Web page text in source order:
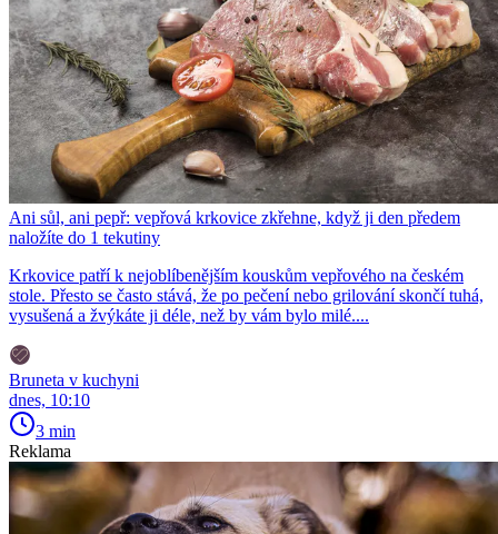
Ani sůl, ani pepř: vepřová krkovice zkřehne, když ji den předem
naložíte do 1 tekutiny
Krkovice patří k nejoblíbenějším kouskům vepřového na českém
stole. Přesto se často stává, že po pečení nebo grilování skončí tuhá,
vysušená a žvýkáte ji déle, než by vám bylo milé....
Bruneta v kuchyni
dnes, 10:10
3 min
Reklama